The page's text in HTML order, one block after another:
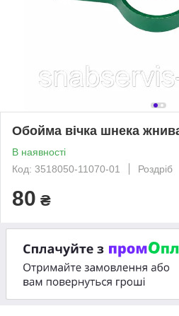
Обойма вічка шнека
В наявності
Код: 3518050-11070-01
Роздріб
80 ₴